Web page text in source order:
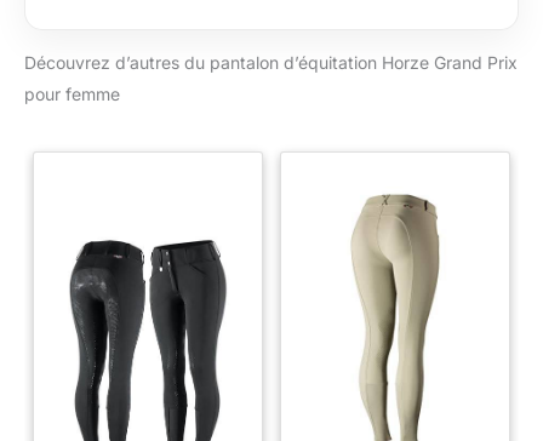
Découvrez d’autres du pantalon d’équitation Horze Grand Prix
pour femme